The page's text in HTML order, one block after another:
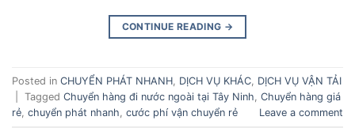
CONTINUE READING →
Posted in CHUYỂN PHÁT NHANH DỊCH VỤ KHÁC DỊCH VỤ VẬN TẢI
Tagged Chuyển hàng đi nước ngoài tại Tây Ninh Chuyển hàng giá
rẻ chuyển phát nhanh cước phí vận chuyển rẻ Leave a comment